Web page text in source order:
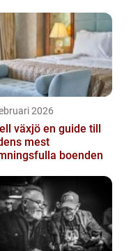
2026
en guide till
mest
boenden